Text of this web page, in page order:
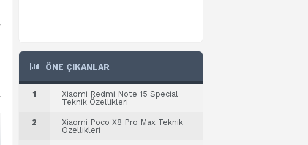
ÖNE ÇIKANLAR
1
Xiaomi Redmi Note 15 Special
Teknik Özellikleri
2
Xiaomi Poco X8 Pro Max Teknik
Özellikleri